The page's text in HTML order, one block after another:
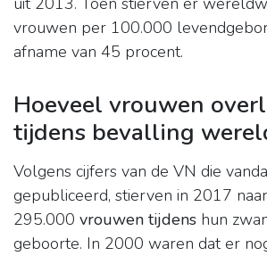
vrouwen per 100.000
afname van 45 procent.
Hoeveel vrouwen
tijdens bevalling
Volgens cijfers van de VN die
gepubliceerd, stierven in 2017
295.000 vrouwen tijdens hun
geboorte. In 2000 waren dat er